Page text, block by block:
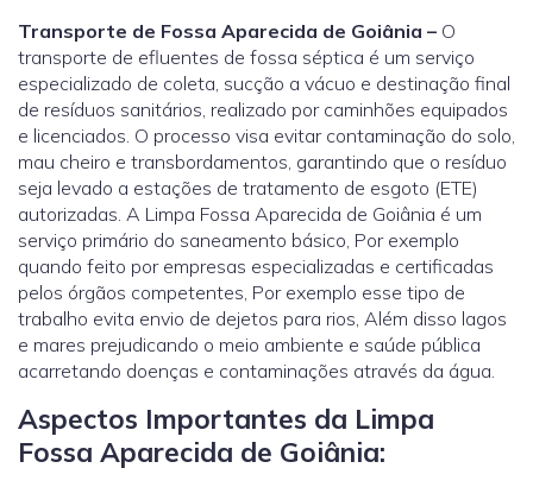
Transporte de Fossa Aparecida de Goiânia – O
transporte de efluentes de fossa séptica é um serviço
especializado de coleta, sucção a vácuo e destinação final
de resíduos sanitários, realizado por caminhões equipados
e licenciados. O processo visa evitar contaminação do solo,
mau cheiro e transbordamentos, garantindo que o resíduo
seja levado a estações de tratamento de esgoto (ETE)
autorizadas. A Limpa Fossa Aparecida de Goiânia é um
serviço primário do saneamento básico, Por exemplo
quando feito por empresas especializadas e certificadas
pelos órgãos competentes, Por exemplo esse tipo de
trabalho evita envio de dejetos para rios, Além disso lagos
e mares prejudicando o meio ambiente e saúde pública
acarretando doenças e contaminações através da água.
Aspectos Importantes da Limpa
Fossa Aparecida de Goiânia: